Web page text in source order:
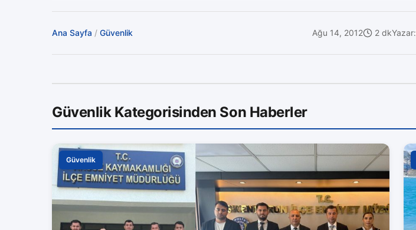
Ana Sayfa / Güvenlik Ağu 14, 2012 2 dkYazar:
Güvenlik Kategorisinden Son Haberler
Güvenlik